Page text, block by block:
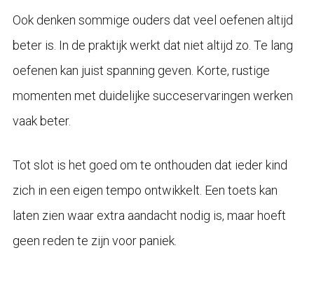
Ook denken sommige ouders dat veel oefenen altijd
beter is. In de praktijk werkt dat niet altijd zo. Te lang
oefenen kan juist spanning geven. Korte, rustige
momenten met duidelijke succeservaringen werken
vaak beter.
Tot slot is het goed om te onthouden dat ieder kind
zich in een eigen tempo ontwikkelt. Een toets kan
laten zien waar extra aandacht nodig is, maar hoeft
geen reden te zijn voor paniek.